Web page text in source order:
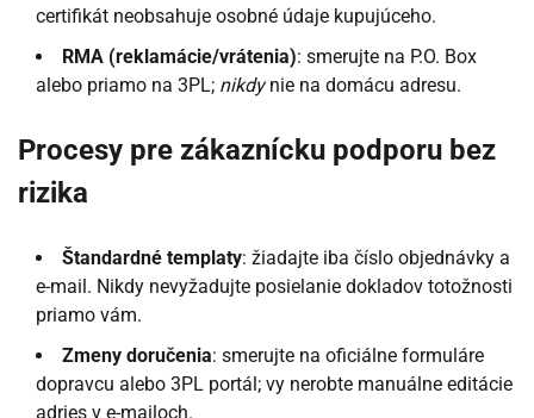
certifikát neobsahuje osobné údaje kupujúceho.
RMA (reklamácie/vrátenia): smerujte na P.O. Box
alebo priamo na 3PL; nikdynie na domácu adresu.
Procesy pre zákaznícku podporu bez
rizika
Štandardné templaty: žiadajte iba číslo objednávky a
e-mail. Nikdy nevyžadujte posielanie dokladov totožnosti
priamo vám.
Zmeny doručenia: smerujte na oficiálne formuláre
dopravcu alebo 3PL portál; vy nerobte manuálne editácie
adries v e-mailoch.